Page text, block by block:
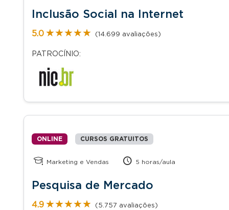
Inclusão Social na Internet
5.0 ★★★★★
★★★★★ (14.699 avaliações)
PATROCÍNIO:
ONLINE CURSOS GRATUITOS
Marketing e Vendas 5 horas/aula
Pesquisa de Mercado
4.9 ★★★★★
★★★★★ (5.757 avaliações)